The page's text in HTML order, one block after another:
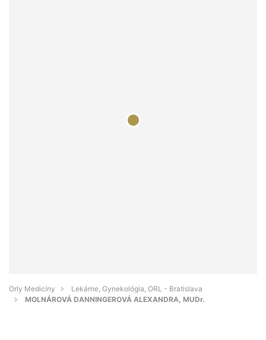
Orly Medicíny
Lekárne, Gynekológia, ORL - Bratislava
MOLNÁROVÁ DANNINGEROVÁ ALEXANDRA, MUDr.